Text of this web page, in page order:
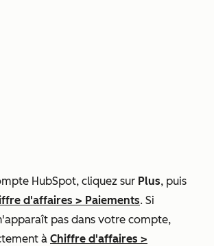
HubSpot, cliquez sur Plus, puis
d'affaires > Paiements. Si
pas dans votre compte,
à Chiffre d'affaires >